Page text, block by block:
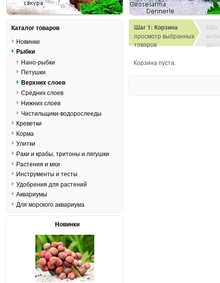
Шаг 1: Корзина
просмотр выбранных
товаров
Шаг
Корзина пуста.
Каталог товаров
Новинки
Рыбки
Нано-рыбки
Петушки
Верхних слоев
Средних слоев
Нижних слоев
Чистильщики-водорослееды
Креветки
Корма
Улитки
Раки и крабы, тритоны и лягушки
Растения и мхи
Инструменты и тесты
Удобрения для растений
Аквариумы
Для морского аквариума
Новинки